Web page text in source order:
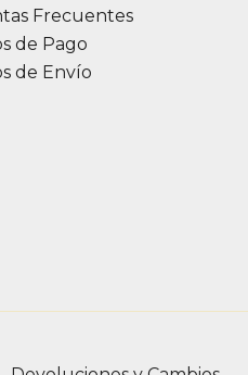
Frecuentes
de Pago
de Envío